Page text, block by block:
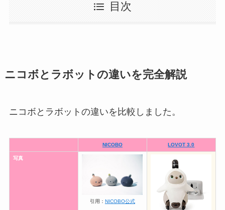
目次
ニコボとラボットの違いを完全解説
ニコボとラボットの違いを比較しました。
NICOBO LOVOT 3.0
写真
引用： NICOBO公式